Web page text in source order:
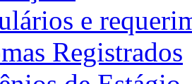
e
Registrados